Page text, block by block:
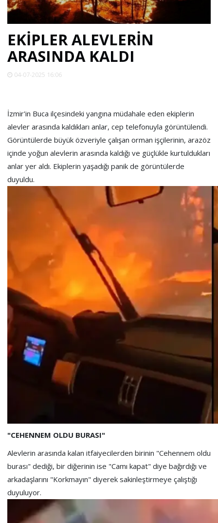
SPOR
DÜNYA
VİDEO
YAZARLAR
RESMİ
REKLAMLAR
EKİPLER ALEVLERİN
ARASINDA KALDI
04-07-2025 16:06
İzmir'in Buca ilçesindeki yangına müdahale eden ekiplerin
alevler arasında kaldıkları anlar, cep telefonuyla görüntülendi.
Görüntülerde büyük özveriyle çalışan orman işçilerinin, arazöz
içinde yoğun alevlerin arasında kaldığı ve güçlükle kurtuldukları
anlar yer aldı. Ekiplerin yaşadığı panik de görüntülerde
duyuldu.
"CEHENNEM OLDU BURASI"
Alevlerin arasında kalan itfaiyecilerden birinin "Cehennem oldu
burası" dediği, bir diğerinin ise "Camı kapat" diye bağırdığı ve
arkadaşlarını "Korkmayın" diyerek sakinleştirmeye çalıştığı
duyuluyor.